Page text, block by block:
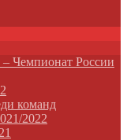
Чемпионат России
команд
2022